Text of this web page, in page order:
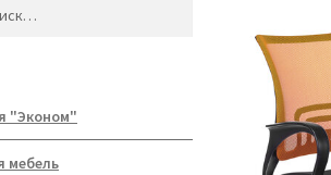
"Эконом"
мебель